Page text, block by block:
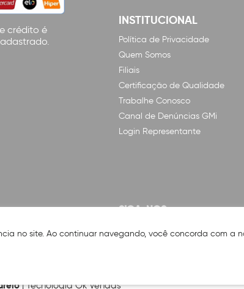
crédito é
INSTITUCIONAL
Política de Privacidade
Quem Somos
Filiais
Certificação de Qualidade
Trabalhe Conosco
Canal de Denúncias GMi
Login Representante
SIGA-NOS
| Tecnologia Ok Vendas
no site. Ao continuar navegando, você concorda com a